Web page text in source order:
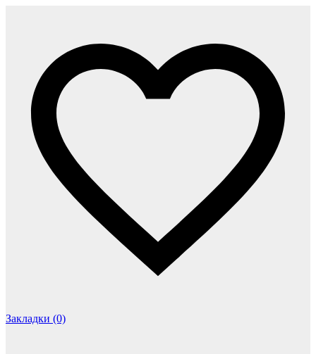
Закладки (0)